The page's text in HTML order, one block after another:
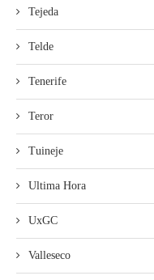
Tejeda
Telde
Tenerife
Teror
Tuineje
Ultima Hora
UxGC
Valleseco